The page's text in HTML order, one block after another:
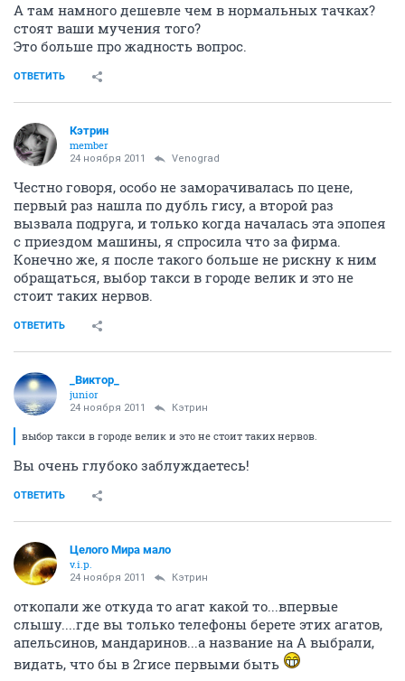
А там намного дешевле чем в нормальных тачках?
стоят ваши мучения того?
Это больше про жадность вопрос.
ОТВЕТИТЬ
Кэтрин
member
24 ноября 2011 Venograd
Честно говоря, особо не заморачивалась по цене,
первый раз нашла по дубль гису, а второй раз
вызвала подруга, и только когда началась эта эпопея
с приездом машины, я спросила что за фирма.
Конечно же, я после такого больше не рискну к ним
обращаться, выбор такси в городе велик и это не
стоит таких нервов.
ОТВЕТИТЬ
_Виктор_
juniоr
24 ноября 2011 Кэтрин
выбор такси в городе велик и это не стоит таких нервов.
Вы очень глубоко заблуждаетесь!
ОТВЕТИТЬ
Целого Мира мало
v.i.p.
24 ноября 2011 Кэтрин
откопали же откуда то агат какой то...впервые
слышу....где вы только телефоны берете этих агатов,
апельсинов, мандаринов...а название на А выбрали,
видать, что бы в 2гисе первыми быть